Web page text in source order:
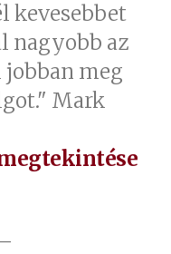
kevesebbet
nagyobb az
meg
Mark